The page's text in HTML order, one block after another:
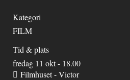
Kategori
FILM
Tid & plats
fredag 11 okt - 18.00
Filmhuset - Victor